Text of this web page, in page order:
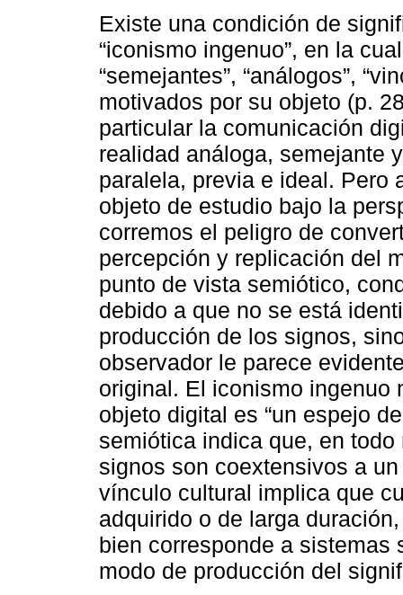
Existe una condición de
“iconismo ingenuo”, en la
“semejantes”, “análogos”,
motivados por su objeto (p.
particular la comunicación
realidad análoga, semejante
paralela, previa e ideal. Pero
objeto de estudio bajo la
corremos el peligro de
percepción y replicación del
punto de vista semiótico,
debido a que no se está
producción de los signos,
observador le parece
original. El iconismo ingenuo
objeto digital es “un espejo
semiótica indica que, en
signos son coextensivos a
vínculo cultural implica que
adquirido o de larga
bien corresponde a sistemas
modo de producción del